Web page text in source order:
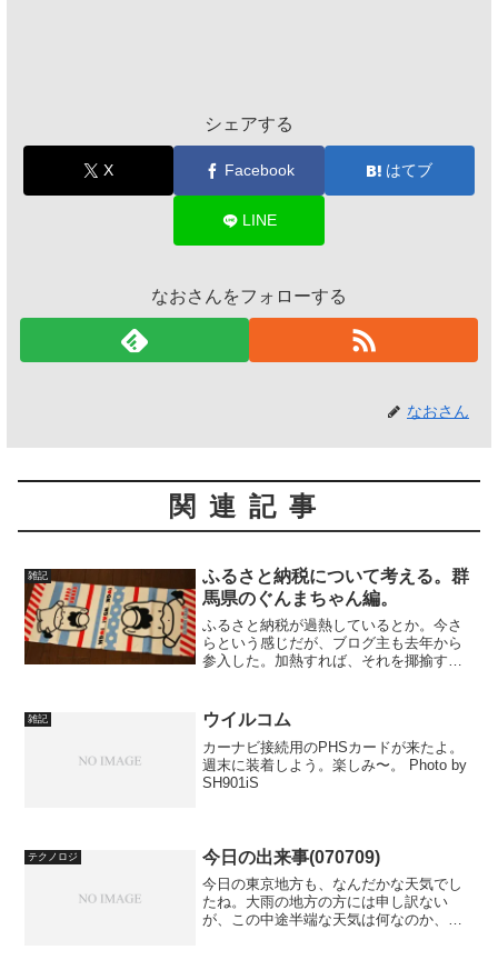
シェアする
X Facebook はてブ
LINE
なおさんをフォローする
なおさん
関連記事
雑記
ふるさと納税について考える。群
馬県のぐんまちゃん編。
ふるさと納税が過熱しているとか。今さ
らという感じだが、ブログ主も去年から
参入した。加熱すれば、それを揶揄する
ど）は悪くない制度だと思う。それは、
お礼の品が豪華だとかそうい...
雑記 ウイルコム
カーナビ接続用のPHSカードが来たよ。
週末に装着しよう。楽しみ〜。 Photo by
SH901iS
テクノロジ 今日の出来事(070709)
今日の東京地方も、なんだかな天気でし
たね。大雨の地方の方には申し訳ない
が、この中途半端な天気は何なのか、と